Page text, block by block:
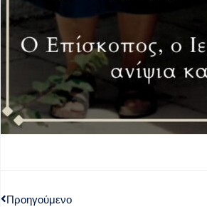
Προηγούμενο